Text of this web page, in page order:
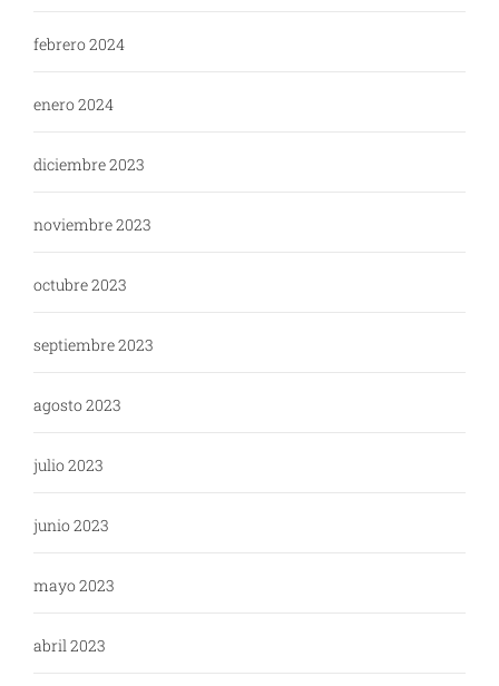
febrero 2024
enero 2024
diciembre 2023
noviembre 2023
octubre 2023
septiembre 2023
agosto 2023
julio 2023
junio 2023
mayo 2023
abril 2023